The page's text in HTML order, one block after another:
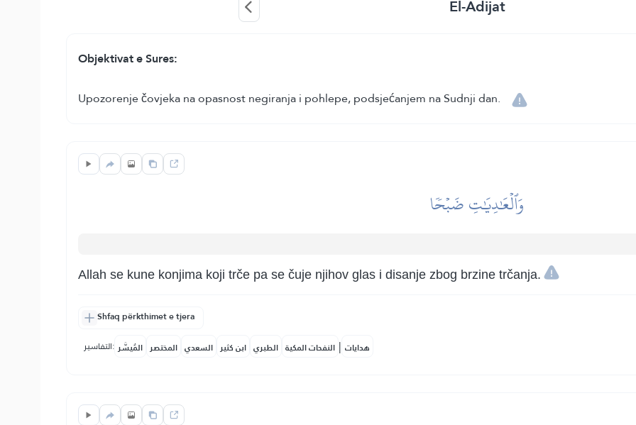
El-Adijat
Objektivat e Sures:
Upozorenje čovjeka na opasnost negiranja i pohlepe, podsjećanjem na Sudnji dan.
وَٱلۡعَٰدِيَٰتِ ضَبۡحٗا
Allah se kune konjima koji trče pa se čuje njihov glas i disanje zbog brzine trčanja.
Shfaq përkthimet e tjera
التفاسير: المُيسَّر المختصر السعدي ابن كثير الطبري النفحات المكية | هدايات